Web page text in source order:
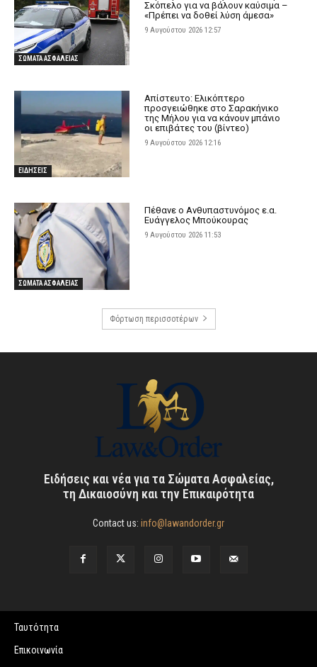
ΣΩΜΑΤΑ ΑΣΦΑΛΕΙΑΣ
Σκόπελο για να βάλουν καύσιμα –
«Πρέπει να δοθεί λύση άμεσα»
9 Αυγούστου 2026 12:57
ΕΙΔΗΣΕΙΣ
Απίστευτο: Ελικόπτερο
προσγειώθηκε στο Σαρακήνικο
της Μήλου για να κάνουν μπάνιο
οι επιβάτες του (βίντεο)
9 Αυγούστου 2026 12:16
ΣΩΜΑΤΑ ΑΣΦΑΛΕΙΑΣ
Πέθανε ο Ανθυπαστυνόμος ε.α.
Ευάγγελος Μπούκουρας
9 Αυγούστου 2026 11:53
Φόρτωση περισσοτέρων
Ειδήσεις και νέα για τα Σώματα Ασφαλείας,
τη Δικαιοσύνη και την Επικαιρότητα
Contact us: info@lawandorder.gr
Ταυτότητα
Επικοινωνία